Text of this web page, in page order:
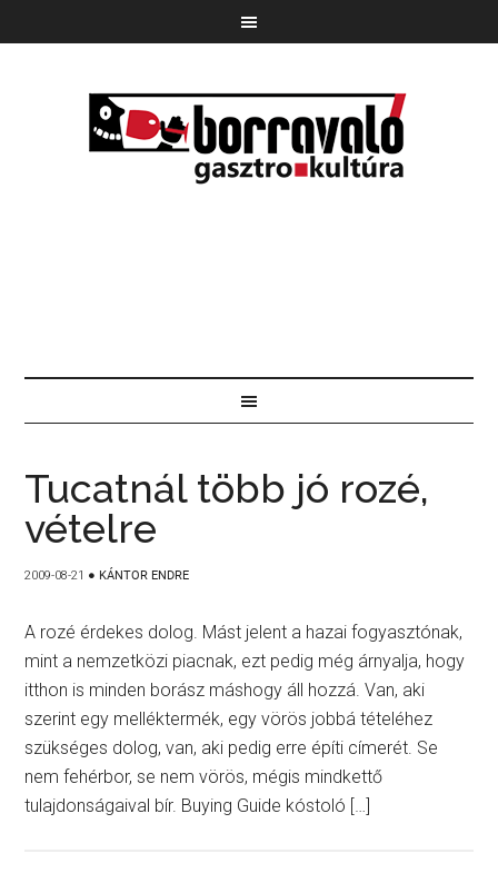
Tucatnál több jó rozé,
vételre
2009-08-21 ● KÁNTOR ENDRE
A rozé érdekes dolog. Mást jelent a hazai fogyasztónak,
mint a nemzetközi piacnak, ezt pedig még árnyalja, hogy
itthon is minden borász máshogy áll hozzá. Van, aki
szerint egy melléktermék, egy vörös jobbá tételéhez
szükséges dolog, van, aki pedig erre építi címerét. Se
nem fehérbor, se nem vörös, mégis mindkettő
tulajdonságaival bír. Buying Guide kóstoló […]